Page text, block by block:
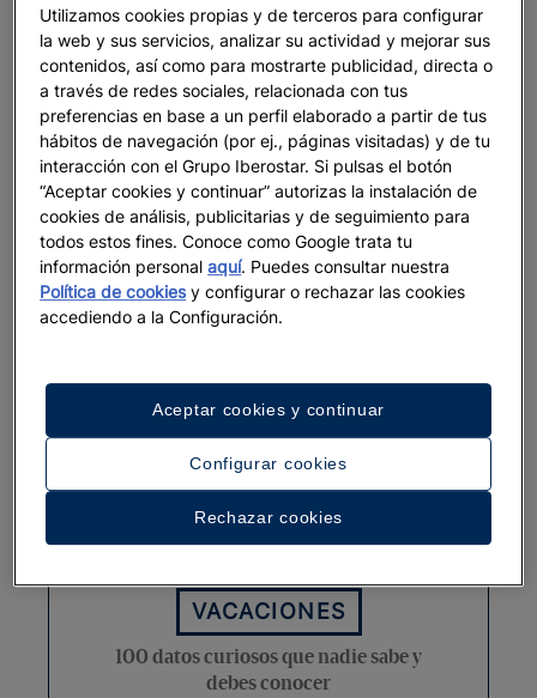
VACACIONES
Star Camp: divertirse explorando
Ver más
VACACIONES
100 datos curiosos que nadie sabe y
debes conocer
Utilizamos cookies propias y de terceros para configurar
la web y sus servicios, analizar su actividad y mejorar sus
contenidos, así como para mostrarte publicidad, directa o
a través de redes sociales, relacionada con tus
preferencias en base a un perfil elaborado a partir de tus
hábitos de navegación (por ej., páginas visitadas) y de tu
interacción con el Grupo Iberostar. Si pulsas el botón
“Aceptar cookies y continuar” autorizas la instalación de
cookies de análisis, publicitarias y de seguimiento para
todos estos fines. Conoce como Google trata tu
información personalaquí. Puedes consultar nuestra
Política de cookiesy configurar o rechazar las cookies
accediendo a la Configuración.
Configurar cookies
Rechazar cookies
Aceptar cookies y continuar